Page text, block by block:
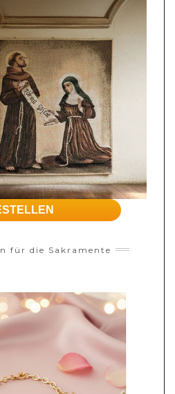
für die Sakramente